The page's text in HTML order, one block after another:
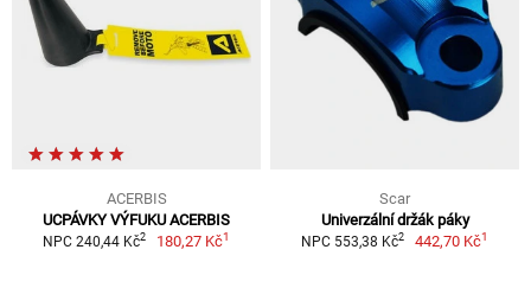
ACERBIS
UCPÁVKY VÝFUKU ACERBIS
NPC 240,44 Kč2 180,27 Kč1
Scar
Univerzální držák páky
NPC 553,38 Kč2 442,70 Kč1